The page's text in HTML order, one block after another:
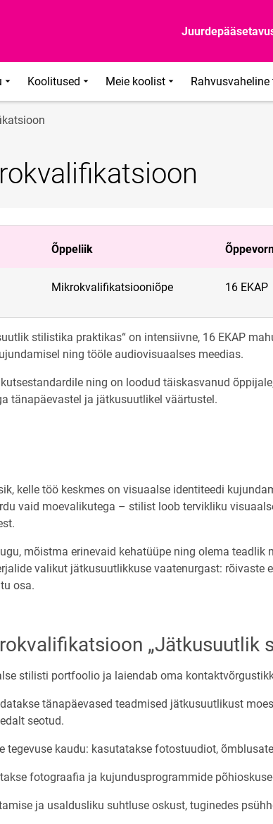
Koolitused Meie koolist Rahvusvaheline
Õppeliik
Mikrokvalifikatsiooniõpe 16 EKAP
stilistika praktikas“ on intensiivne, 16 EKAP
ning tööle audiovisuaalses meedias.
ning on loodud täiskasvanud
tänapäevastel ja jätkusuutlikel väärtustel.
kelle töö keskmes on visuaalse identiteedi
vaid moevalikutega – stilist loob tervikliku
mõistma erinevaid kehatüüpe ning olema
valikut jätkusuutlikkuse vaatenurgast: rõivaste
osa.
„Jätkusuutlik
stilisti portfoolio ja laiendab oma
tänapäevased teadmised jätkusuutlikust
seotud.
tegevuse kaudu: kasutatakse fotostuudiot,
fotograafia ja kujundusprogrammide
ja usaldusliku suhtluse oskust, tuginedes